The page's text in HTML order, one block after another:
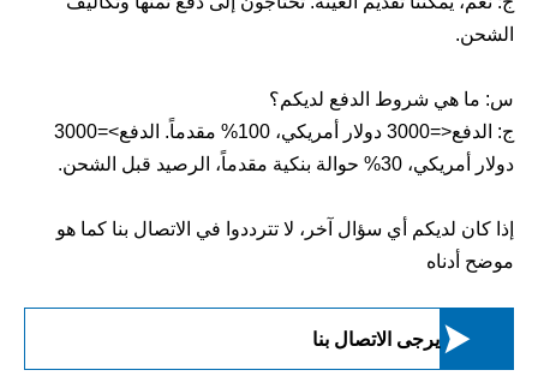
الشحن.
س: ما هي شروط الدفع لديكم؟
ج: الدفع<=3000 دولار أمريكي، 100% مقدماً. الدفع>=3000
دولار أمريكي، 30% حوالة بنكية مقدماً، الرصيد قبل الشحن.
إذا كان لديكم أي سؤال آخر، لا تترددوا في الاتصال بنا كما هو
موضح أدناه
يرجى الاتصال بنا